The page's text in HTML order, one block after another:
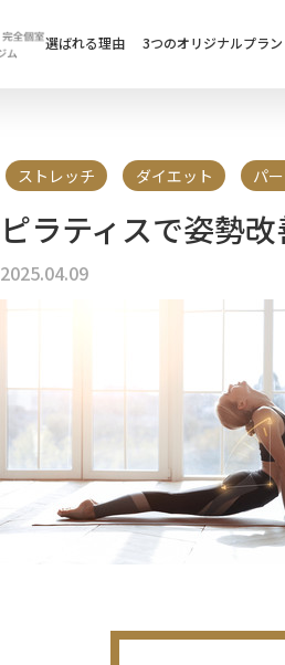
選ばれる理由 3つのオリジナルプラン
ストレッチ ダイエット パ
ピラティスで姿勢
2025.04.09